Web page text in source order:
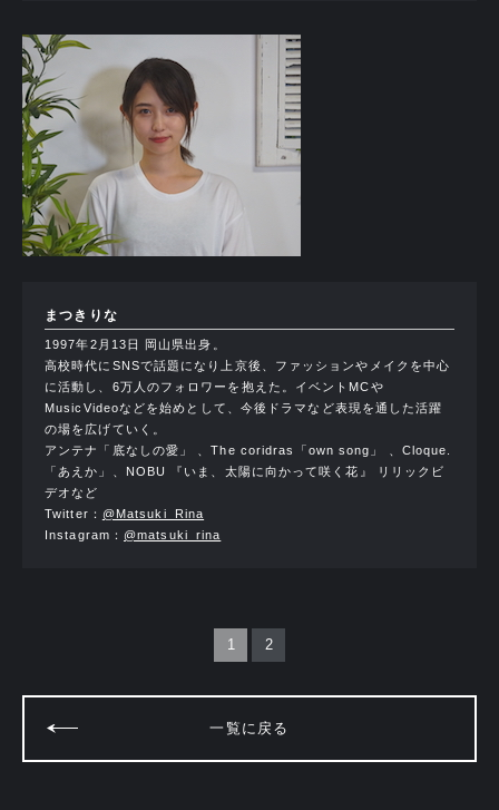
まつきりな
1997年2月13日 岡山県出身。
高校時代にSNSで話題になり上京後、ファッションやメイクを中心
に活動し、6万人のフォロワーを抱えた。イベントMCや
MusicVideoなどを始めとして、今後ドラマなど表現を通した活躍
の場を広げていく。
アンテナ「底なしの愛」 、The coridras「own song」 、Cloque.
「あえか」、NOBU 『いま、太陽に向かって咲く花』 リリックビ
デオなど
Twitter： @Matsuki_Rina
Instagram： @matsuki_rina
1 2
一覧に戻る